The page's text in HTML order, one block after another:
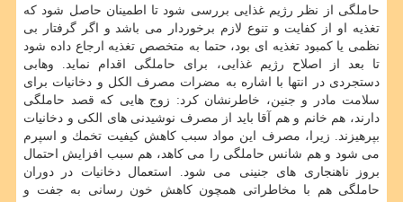
حاملگی از نظر رژیم غذایی بررسی شود تا اطمینان حاصل شود كه
تغذیه او از كفایت و تنوع لازم برخوردار می باشد و اگر گرفتار بی
نظمی یا كمبود تغذیه ای بود، حتما به متخصص تغذیه ارجاع داده شود
تا بعد از اصلاح رژیم غذایی، برای حاملگی اقدام نماید. وهابی
دستجردی در انتها با اشاره به مضرات مصرف الكل و دخانیات برای
سلامت مادر و جنین، خاطرنشان كرد: زوج هایی كه قصد حاملگی
دارند، هم خانم و هم آقا باید از مصرف نوشیدنی های الكی و دخانیات
بپرهیزند. زیرا، مصرف این مواد سبب كاهش كیفیت تخمك و اسپرم
می شود و هم شانس حاملگی را می كاهد، هم سبب افزایش احتمال
بروز ناهنجاری های جنینی می شود. استعمال دخانیات در دوران
حاملگی هم با مخاطراتی همچون كاهش خون رسانی به جفت و